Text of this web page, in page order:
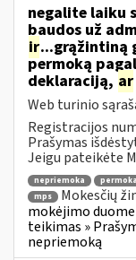
negalite laiku
baudos už
ir...grąžintiną
permoką
deklaraciją, ar
Web turinio
Registracijos
Prašymas
Jeigu pateikėte
nepriemoka permoka
mps
Mokesčių
mokėjimo
teikimas »
nepriemoką